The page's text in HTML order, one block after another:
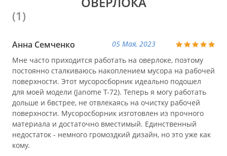
(1)
Анна Семченко
05 Мая, 2023
Мне часто приходится работать на оверлоке, поэтому
постоянно сталкиваюсь накоплением мусора на рабочей
поверхности. Этот мусоросборник идеально подошел
для моей модели (Janome T-72). Теперь я могу работать
дольше и бвстрее, не отвлекаясь на очистку рабочей
поверхности. Мусоросборник изготовлен из прочного
материала и достаточно вместимый. Единственный
недостаток - немного громоздкий дизайн, но это уже как
кому.